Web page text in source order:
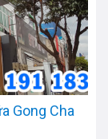
Gong Cha